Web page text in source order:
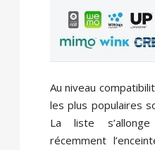
Au niveau
les plus populaires
La liste
récemment